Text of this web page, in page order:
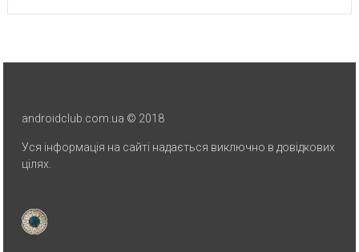
androidclub.com.ua © 2018
Уся інформація на сайті надається виключно в довідкових
цілях.